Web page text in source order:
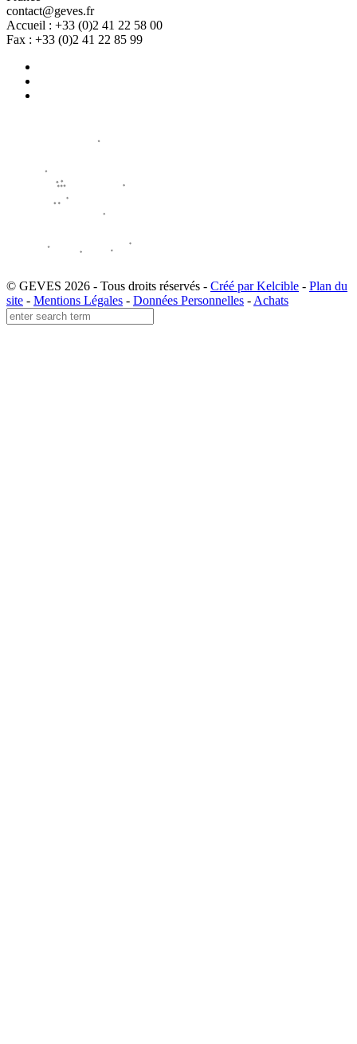
contact@geves.fr
Accueil : +33 (0)2 41 22 58 00
Fax : +33 (0)2 41 22 85 99
© GEVES 2026 - Tous droits réservés - Créé par Kelcible - Plan du
site - Mentions Légales - Données Personnelles - Achats